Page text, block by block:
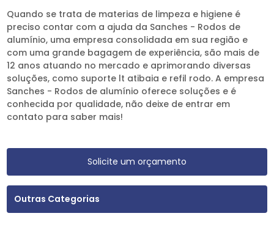
Quando se trata de materias de limpeza e higiene é
preciso contar com a ajuda da Sanches - Rodos de
alumínio, uma empresa consolidada em sua região e
com uma grande bagagem de experiência, são mais de
12 anos atuando no mercado e aprimorando diversas
soluções, como suporte lt atibaia e refil rodo. A empresa
Sanches - Rodos de alumínio oferece soluções e é
conhecida por qualidade, não deixe de entrar em
contato para saber mais!
Solicite um orçamento
Outras Categorias